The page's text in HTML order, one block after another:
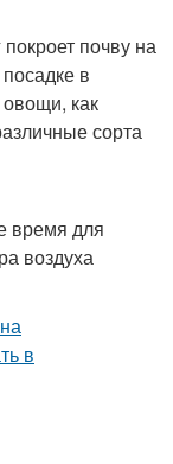
почву на
в
как
сорта
время для
воздуха